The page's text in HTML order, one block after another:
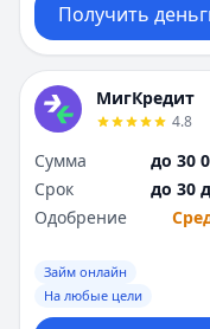
Получить
МигКредит
4.8
Сумма
до 30
Срок
до 30
Одобрение
Займ онлайн
На любые цели